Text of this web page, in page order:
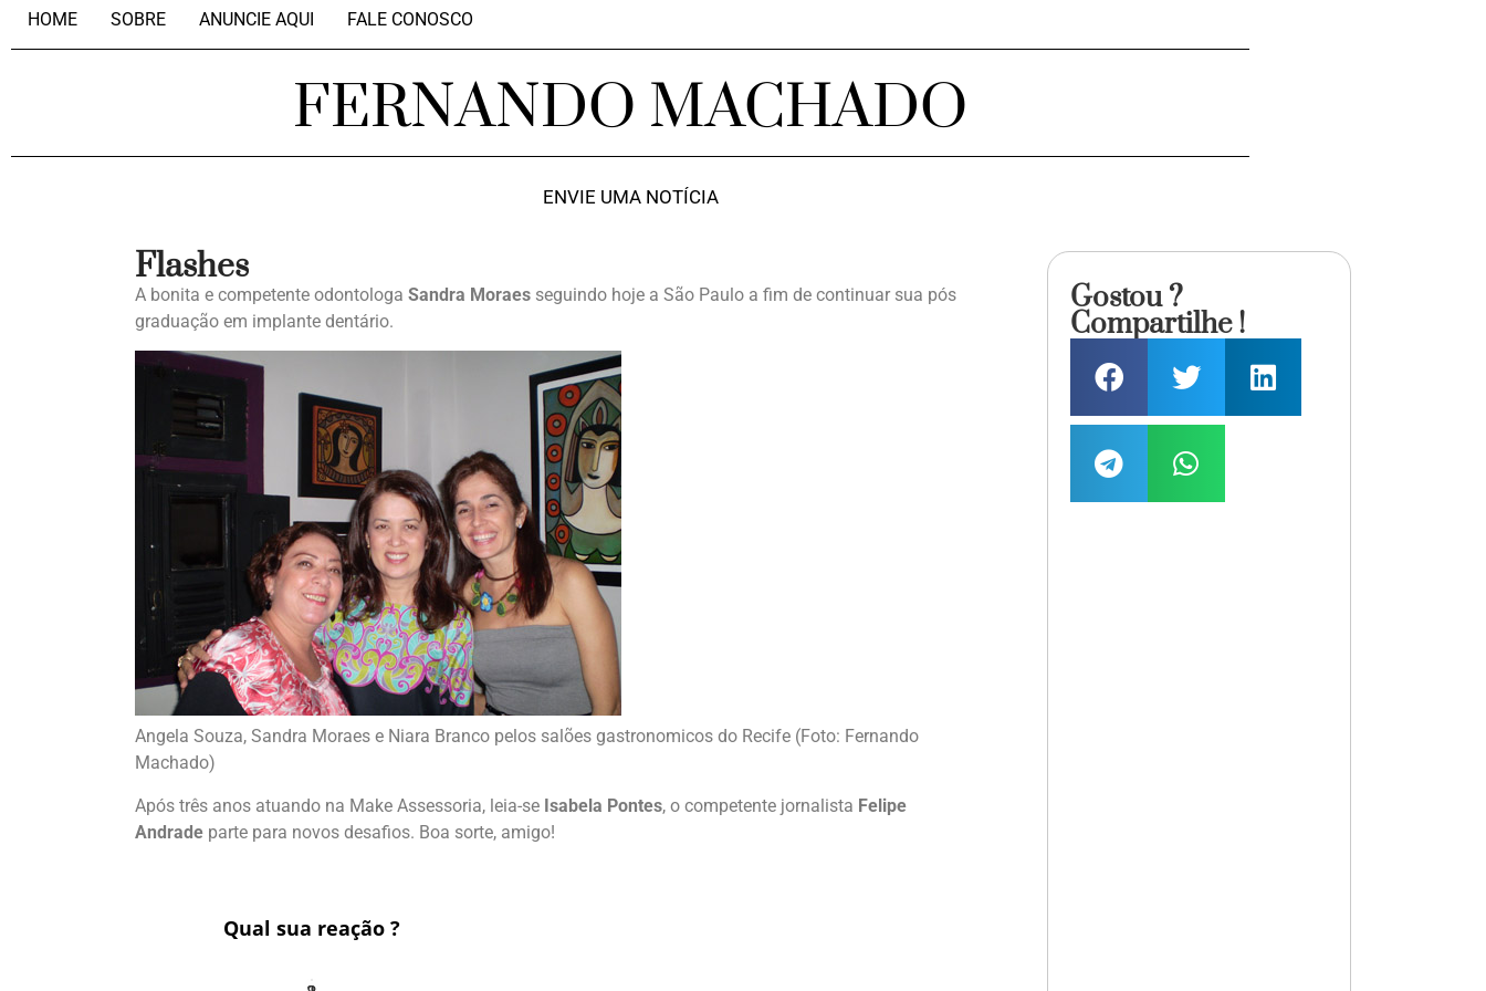
HOME SOBRE ANUNCIE AQUI FALE CONOSCO
FERNANDO MACHADO
ENVIE UMA NOTÍCIA
Flashes
A bonita e competente odontologa Sandra Moraes seguindo hoje a São Paulo a fim de continuar sua pós
graduação em implante dentário.
Angela Souza, Sandra Moraes e Niara Branco pelos salões gastronomicos do Recife (Foto: Fernando
Machado)
Após três anos atuando na Make Assessoria, leia-se Isabela Pontes, o competente jornalista Felipe
Andrade parte para novos desafios. Boa sorte, amigo!
Qual sua reação ?
Gostou ?
Compartilhe !